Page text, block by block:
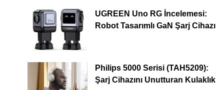
UGREEN Uno RG İncelemesi:
Robot Tasarımlı GaN Şarj Cihazı
Philips 5000 Serisi (TAH5209):
Şarj Cihazını Unutturan Kulaklık